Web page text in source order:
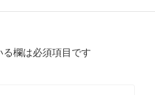
る欄は必須項目です